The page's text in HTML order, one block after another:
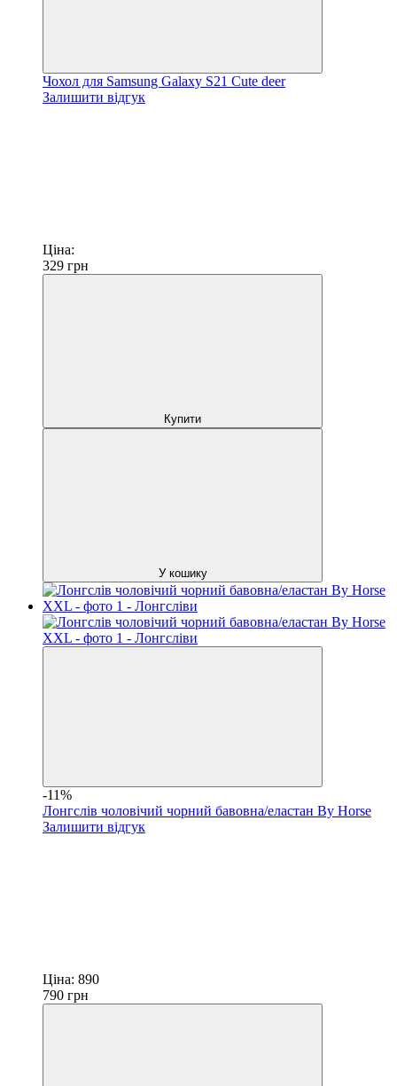
Чохол для Samsung Galaxy S21 Сute deer
Залишити відгук
Ціна:
329 грн
Купити
У кошику
-11%
Лонгслів чоловічий чорний бавовна/еластан By Horse
Залишити відгук
Ціна: 890
790 грн